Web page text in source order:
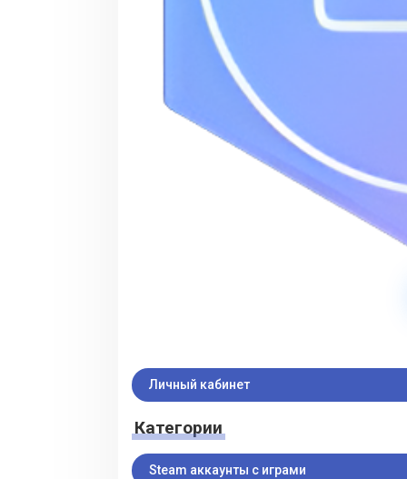
Личный кабинет
Категории
Steam аккаунты с играми